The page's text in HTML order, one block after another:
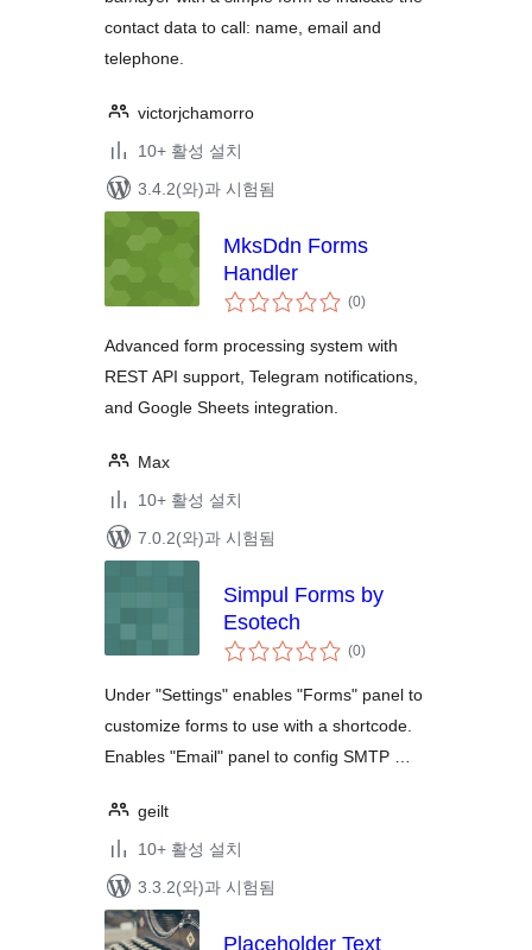
contact data to call: name, email and
telephone.
victorjchamorro
10+ 활성 설치
3.4.2(와)과 시험됨
MksDdn Forms
Handler
(0전
체)
Advanced form processing system with
REST API support, Telegram notifications,
and Google Sheets integration.
Max
10+ 활성 설치
7.0.2(와)과 시험됨
Simpul Forms by
Esotech
(0전
체)
Under "Settings" enables "Forms" panel to
customize forms to use with a shortcode.
Enables "Email" panel to config SMTP …
geilt
10+ 활성 설치
3.3.2(와)과 시험됨
Placeholder Text